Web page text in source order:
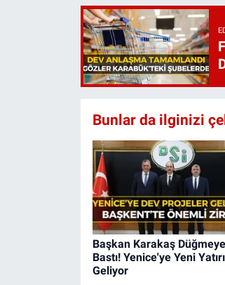
Bunlar da ilginizi
Başkan Karakaş Düğmeye
Bastı! Yenice'ye Yeni
Geliyor